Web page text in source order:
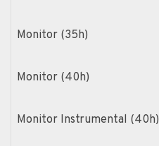
Monitor (35h)
Monitor (40h)
Monitor Instrumental (40h)